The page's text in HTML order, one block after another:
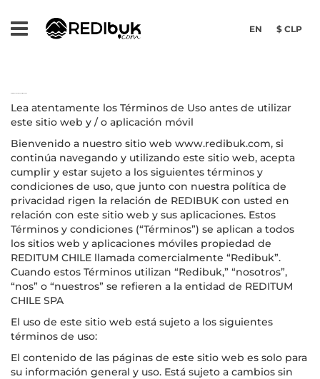
EN $ CLP
Lea atentamente los Términos de Uso antes de utilizar
este sitio web y / o aplicación móvil
Bienvenido a nuestro sitio web www.redibuk.com, si
continúa navegando y utilizando este sitio web, acepta
cumplir y estar sujeto a los siguientes términos y
condiciones de uso, que junto con nuestra política de
privacidad rigen la relación de REDIBUK con usted en
relación con este sitio web y sus aplicaciones. Estos
Términos y condiciones (“Términos”) se aplican a todos
los sitios web y aplicaciones móviles propiedad de
REDITUM CHILE llamada comercialmente “Redibuk”.
Cuando estos Términos utilizan “Redibuk,” “nosotros”,
“nos” o “nuestros” se refieren a la entidad de REDITUM
CHILE SPA
El uso de este sitio web está sujeto a los siguientes
términos de uso:
El contenido de las páginas de este sitio web es solo para
su información general y uso. Está sujeto a cambios sin